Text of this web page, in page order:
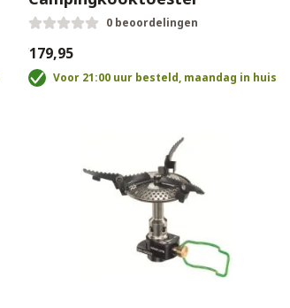
0 beoordelingen
€179,95
Voor 21:00 uur besteld, maandag in huis